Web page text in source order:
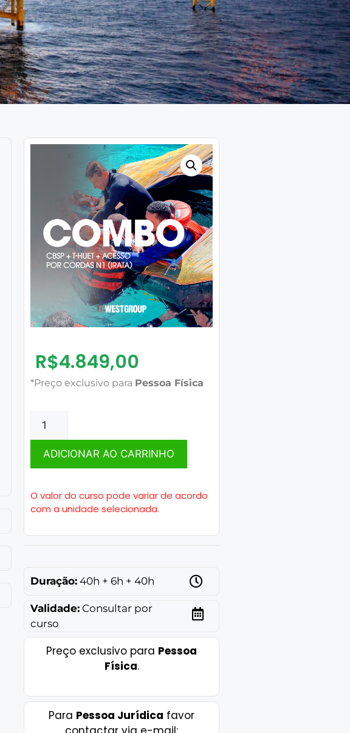
R$4.849,00
*Preço exclusivo para Pessoa Física
ADICIONAR AO CARRINHO
O valor do curso pode variar de acordo
com a unidade selecionada.
Duração:40h + 6h + 40h
Validade:Consultar por
curso
Preço exclusivo para Pessoa
Física.
Para Pessoa Jurídica favor